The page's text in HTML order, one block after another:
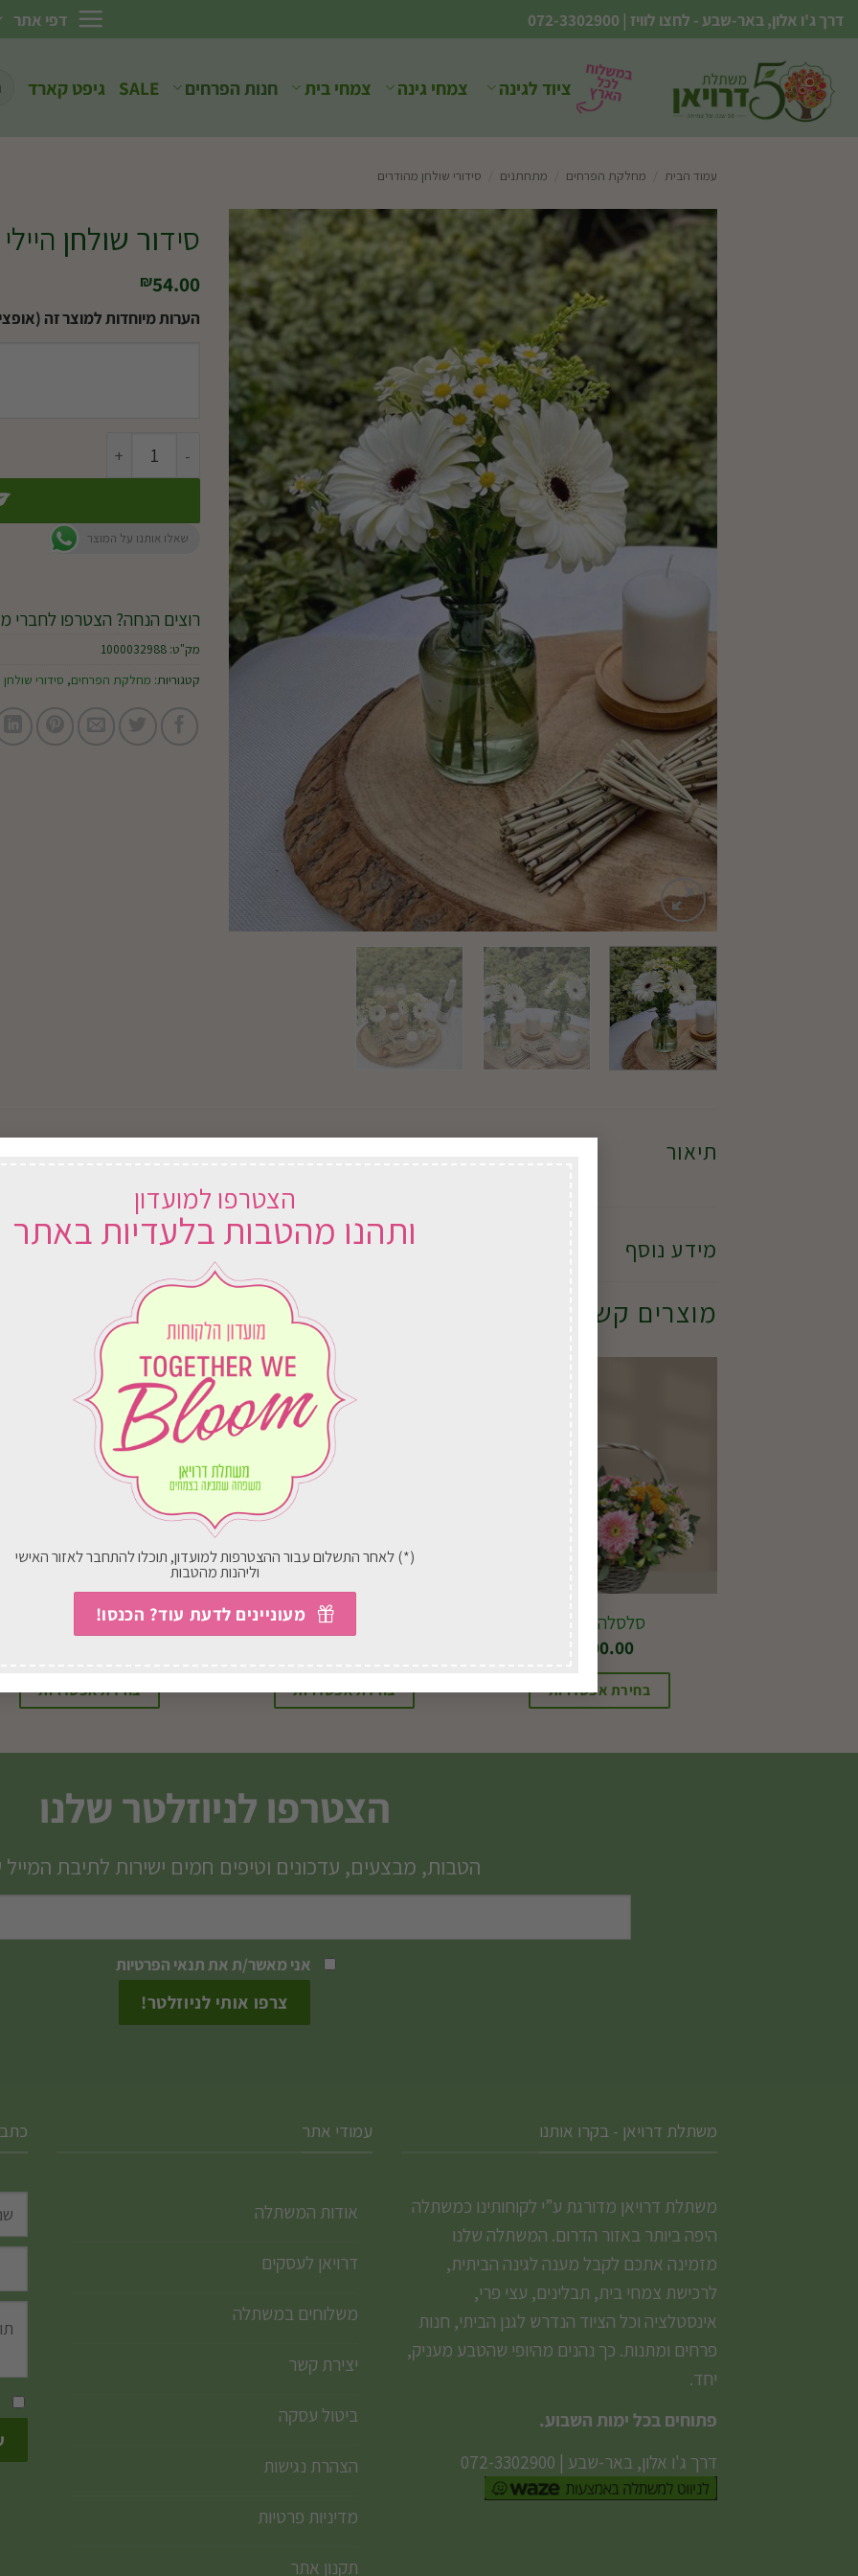
הצטרפו למועדון
ותהנו מהטבות בלעדיות באתר
(*) לאחר התשלום עבור ההצטרפות למועדון, תוכלו להתחבר לאזור האישי
וליהנות מהטבות
מעוניינים לדעת עוד? הכנסו!
Skip
to
content
דרך ג'ו אלון, באר-שבע - לחצו לוויז |
072-3302900 דפי אתר
ציוד לגינה צמחי גינה צמחי בית חנות הפרחים SALE גיפט קארד
עמוד הבית מחלקת הפרחים מתחתנים סידורי שולחן מהודרים
סידור שולחן היילי
₪54.00
הערות מיוחדות למוצר זה
כמות של סידור שולחן היילי
שאלו אותנו על המוצר
רוצים הנחה? הצטרפו לחברי
מק"ט: 1000032988
קטגוריות: מחלקת הפרחים, סידורי
תיאור
מידע נוסף
מוצרים קשורים
סלסלה כפרית
300.00
בחירת אפשרויות
בת שבע לב כולל כלי קרמיקה
בחירת אפשרויות
סידור לאקי במבוק בכלי
בחירת אפשרויות
זה
מספר
ניתן
לבחור
הצטרפו לניוזלטר שלנו
הטבות, מבצעים, עדכונים וטיפים חמים ישירות לתיבת
אני מאשר/ת אתתנאי הפרטיות
משתלת דרויאן - בקרו אותנו
משתלת דרויאן מדורגת ע”י לקוחותינו כמשתלה
היפה ביותר באזור הדרום. המשתלה שלנו
מזמינה אתכם לקבל מענה לגינה הביתית,
לרכישת צמחי בית, תבלינים, עצי פרי,
אינסטלציה וכל הציוד הנדרש לגנן הביתי, חנות
פרחים ומתנות. כך נהנים מהיופי שהטבע מעניק,
יחד.
פתוחים בכל ימות השבוע.
דרך ג'ו אלון, באר-שבע |
072-3302900
עמודי אתר
אודות המשתלה
דרויאן לעסקים
משלוחים במשתלה
יצירת קשר
ביטול עסקה
הצהרת נגישות
מדיניות פרטיות
תקנון אתר